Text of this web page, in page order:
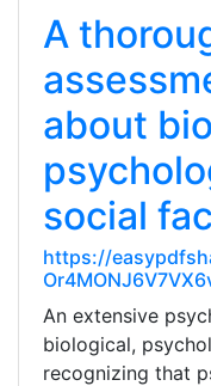
A
about
social
https://
An extensive
biological,
recognizing that